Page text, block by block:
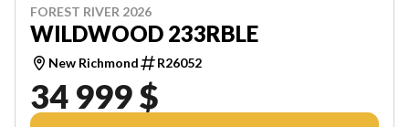
FOREST RIVER 2026
WILDWOOD 233RBLE
New Richmond R26052
34 999 $